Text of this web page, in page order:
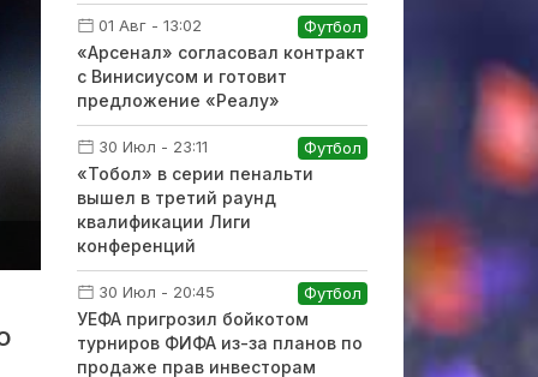
01 Авг - 13:02 Футбол
«Арсенал» согласовал контракт
с Винисиусом и готовит
предложение «Реалу»
30 Июл - 23:11 Футбол
«Тобол» в серии пенальти
вышел в третий раунд
квалификации Лиги
конференций
30 Июл - 20:45 Футбол
УЕФА пригрозил бойкотом
турниров ФИФА из-за планов по
продаже прав инвесторам